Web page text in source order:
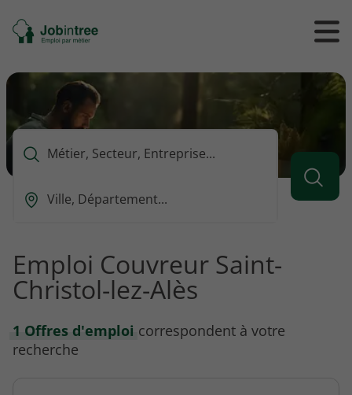
Se
rendre
l'accueil
Ouvrir
/
le
Que
vous
rechercher
Ou
vous
voulez
rechercher
Emploi Couvreur Saint-
Christol-lez-Alès
1 Offres d'emploi correspondent à votre
recherche